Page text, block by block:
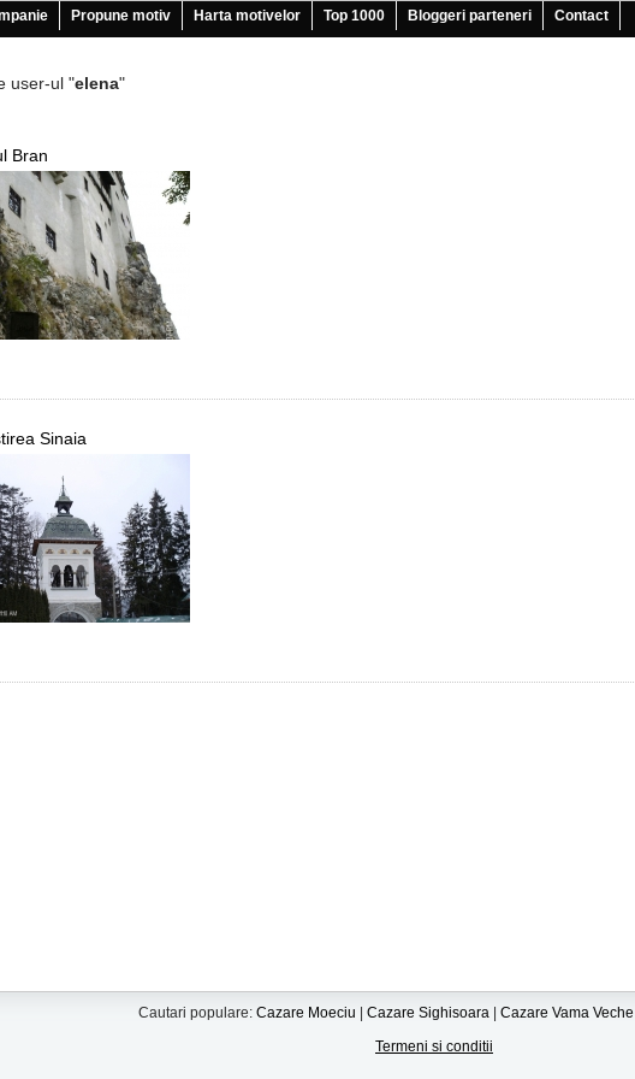
Propune motiv Harta motivelor Top 1000 Bloggeri parteneri Contact
user-ul "elena"
Bran
Sinaia
Cautari populare: Cazare Moeciu Cazare Sighisoara Cazare Vama Veche
Termeni si conditii